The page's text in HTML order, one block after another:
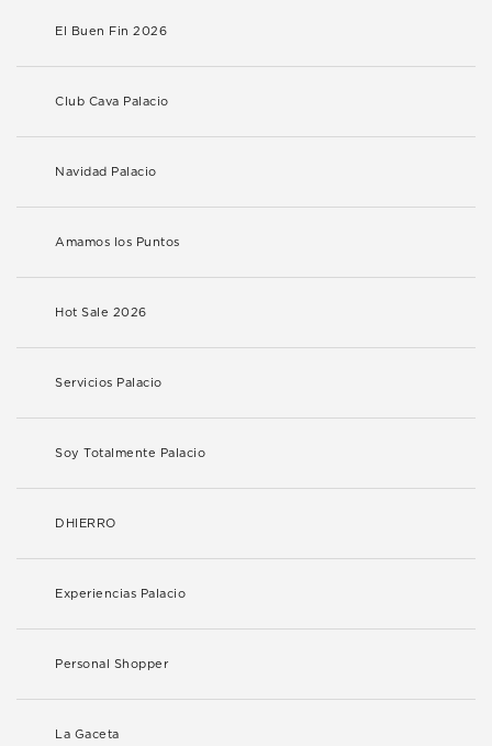
El Buen Fin 2026
Club Cava Palacio
Navidad Palacio
Amamos los Puntos
Hot Sale 2026
Servicios Palacio
Soy Totalmente Palacio
DHIERRO
Experiencias Palacio
Personal Shopper
La Gaceta